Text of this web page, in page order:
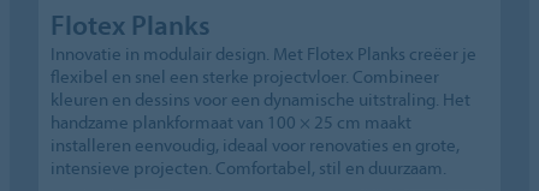
Flotex Planks
Innovatie in modulair design. Met Flotex Planks creëer je
flexibel en snel een sterke projectvloer. Combineer
kleuren en dessins voor een dynamische uitstraling. Het
handzame plankformaat van 100 × 25 cm maakt
installeren eenvoudig, ideaal voor renovaties en grote,
intensieve projecten. Comfortabel, stil en duurzaam.